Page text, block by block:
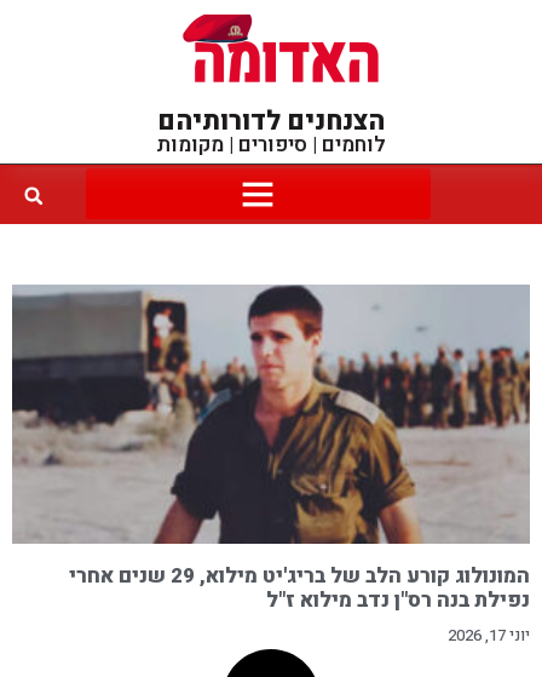
הצנחנים לדורותיהם
לוחמים | סיפורים | מקומות
המונולוג קורע הלב של בריג'יט מילוא, 29 שנים אחרי
נפילת בנה רס"ן נדב מילוא ז"ל
יוני 17, 2026